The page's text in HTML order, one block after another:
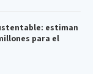
estiman
para el